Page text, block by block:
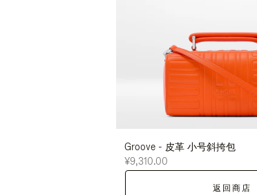
Groove - 皮革 小号斜挎包
¥9,310.00
返回商店